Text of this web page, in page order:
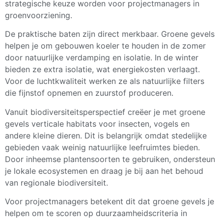
strategische keuze worden voor projectmanagers in
groenvoorziening.
De praktische baten zijn direct merkbaar. Groene gevels
helpen je om gebouwen koeler te houden in de zomer
door natuurlijke verdamping en isolatie. In de winter
bieden ze extra isolatie, wat energiekosten verlaagt.
Voor de luchtkwaliteit werken ze als natuurlijke filters
die fijnstof opnemen en zuurstof produceren.
Vanuit biodiversiteitsperspectief creëer je met groene
gevels verticale habitats voor insecten, vogels en
andere kleine dieren. Dit is belangrijk omdat stedelijke
gebieden vaak weinig natuurlijke leefruimtes bieden.
Door inheemse plantensoorten te gebruiken, ondersteun
je lokale ecosystemen en draag je bij aan het behoud
van regionale biodiversiteit.
Voor projectmanagers betekent dit dat groene gevels je
helpen om te scoren op duurzaamheidscriteria in